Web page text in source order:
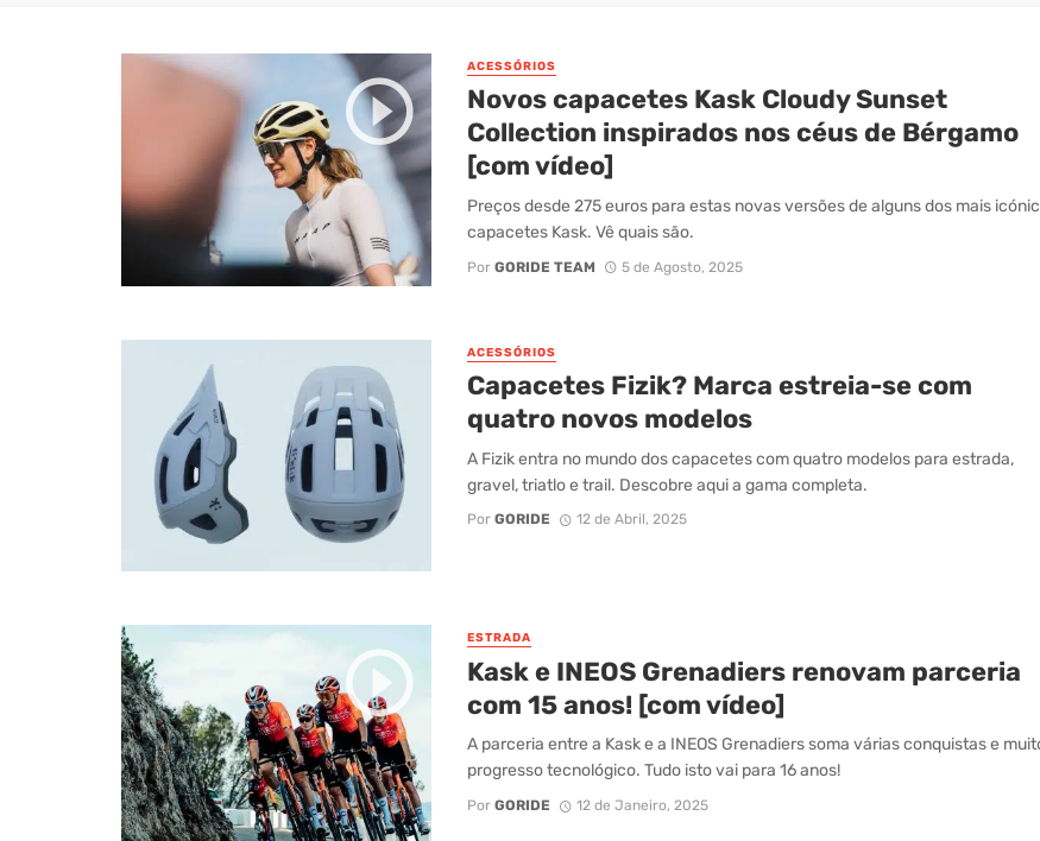
ACESSÓRIOS
Novos capacetes Kask Cloudy Sunset
Collection inspirados nos céus de Bérgamo
[com vídeo]
Preços desde 275 euros para estas novas versões de alguns dos mais
capacetes Kask. Vê quais são.
Por GORIDE TEAM 5 de Agosto, 2025
ACESSÓRIOS
Capacetes Fizik? Marca estreia-se com
quatro novos modelos
A Fizik entra no mundo dos capacetes com quatro modelos para estrada,
gravel, triatlo e trail. Descobre aqui a gama completa.
Por GORIDE 12 de Abril, 2025
ESTRADA
Kask e INEOS Grenadiers renovam parceria
com 15 anos! [com vídeo]
A parceria entre a Kask e a INEOS Grenadiers soma várias conquistas e
progresso tecnológico. Tudo isto vai para 16 anos!
Por GORIDE 12 de Janeiro, 2025